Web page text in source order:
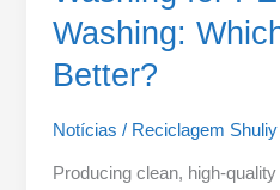
Washing:
Better?
Notícias / Reciclagem Shuliy
Producing clean, high-